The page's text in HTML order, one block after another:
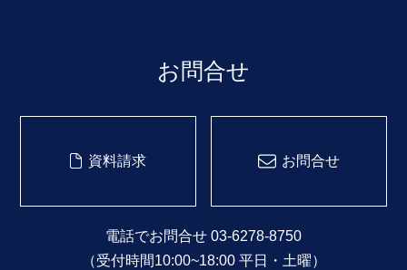
お問合せ
資料請求 お問合せ
電話でお問合せ 03-6278-8750
（受付時間10:00~18:00 平日・土曜）